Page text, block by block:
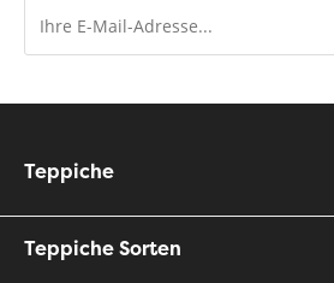
Teppiche
Teppiche Sorten